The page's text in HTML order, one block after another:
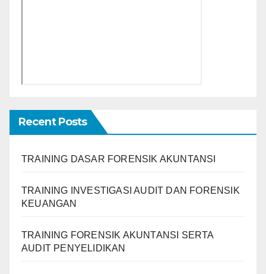
Recent Posts
TRAINING DASAR FORENSIK AKUNTANSI
TRAINING INVESTIGASI AUDIT DAN FORENSIK
KEUANGAN
TRAINING FORENSIK AKUNTANSI SERTA
AUDIT PENYELIDIKAN